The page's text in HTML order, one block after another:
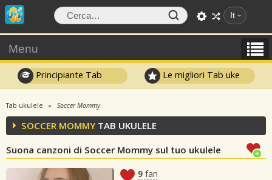
It
Menu
Principiante Tab Le migliori Tab uke
Tab ukulele Soccer Mommy
SOCCER MOMMYTAB UKULELE
Suona canzoni di Soccer Mommy sul tuo ukulele
9 fan